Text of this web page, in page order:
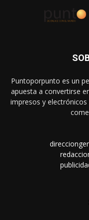
Puntoporpunto es un
apuesta a convertirse
impresos y